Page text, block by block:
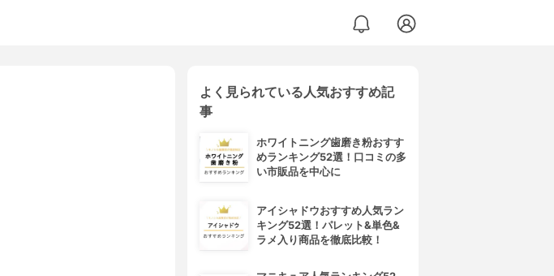
よく見られている人気おすすめ記
事
ホワイトニング歯磨き粉おすす
めランキング52選！口コミの多
い市販品を中心に
アイシャドウおすすめ人気ラン
キング52選！パレット&単色&
ラメ入り商品を徹底比較！